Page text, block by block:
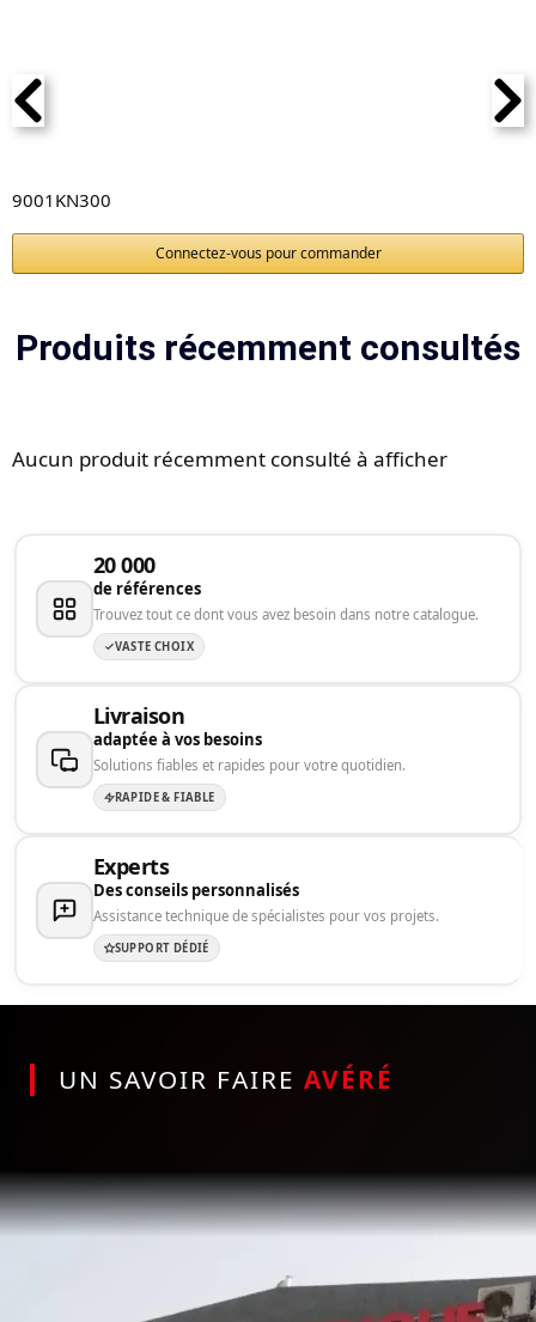
9001KN300
Connectez-vous pour commander
Produits récemment consultés
Aucun produit récemment consulté à afficher
20 000
de références
Trouvez tout ce dont vous avez besoin dans notre catalogue.
VASTE CHOIX
Livraison
adaptée à vos besoins
Solutions fiables et rapides pour votre quotidien.
RAPIDE & FIABLE
Experts
Des conseils personnalisés
Assistance technique de spécialistes pour vos projets.
SUPPORT DÉDIÉ
UN SAVOIR FAIRE AVÉRÉ